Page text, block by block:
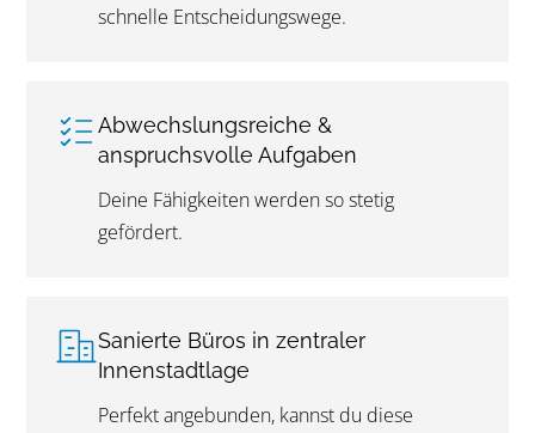
schnelle Entscheidungswege.
Abwechslungsreiche &
anspruchsvolle Aufgaben
Deine Fähigkeiten werden so stetig
gefördert.
Sanierte Büros in zentraler
Innenstadtlage
Perfekt angebunden, kannst du diese